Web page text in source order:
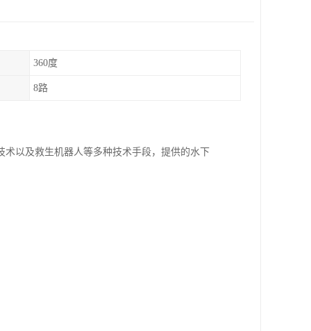
360度
8路
以及救生机器人等多种技术手段，提供的水下